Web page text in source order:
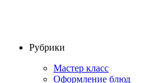
Рубрики
Мастер класс
Оформление блюд